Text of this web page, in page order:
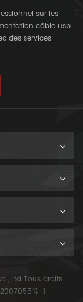
sur les
câble usb
des services
Ltd Tous droits
号-1